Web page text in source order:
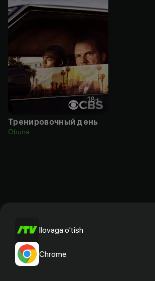
18+
Тренировочный день
Obuna
Ilovaga o'tish
Chrome